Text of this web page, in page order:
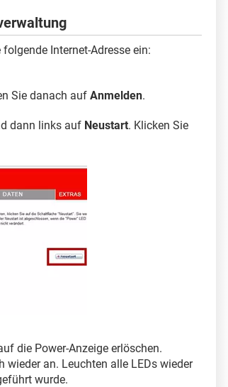
Internet-Adresse ein:
Sie danach auf Anmelden.
dann links auf Neustart. Klicken Sie
die Power-Anzeige erlöschen.
wieder an. Leuchten alle LEDs wieder
wurde.